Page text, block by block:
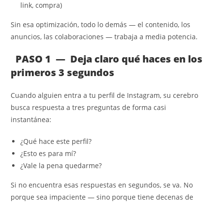
link, compra)
Sin esa optimización, todo lo demás — el contenido, los
anuncios, las colaboraciones — trabaja a media potencia.
PASO 1 — Deja claro qué haces en los
primeros 3 segundos
Cuando alguien entra a tu perfil de Instagram, su cerebro
busca respuesta a tres preguntas de forma casi
instantánea:
¿Qué hace este perfil?
¿Esto es para mí?
¿Vale la pena quedarme?
Si no encuentra esas respuestas en segundos, se va. No
porque sea impaciente — sino porque tiene decenas de